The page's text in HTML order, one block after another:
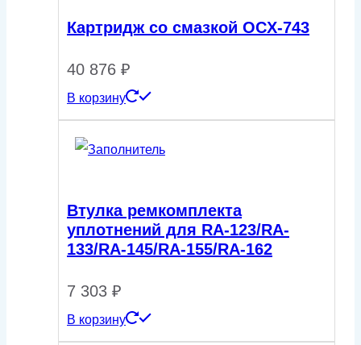
Картридж со смазкой OCX-743
40 876 ₽
В корзину
Втулка ремкомплекта
уплотнений для RA-123/RA-
133/RA-145/RA-155/RA-162
7 303 ₽
В корзину